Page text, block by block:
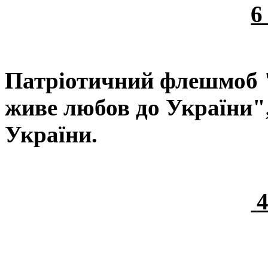
Патріотичний флешмоб
живе любов до
України.